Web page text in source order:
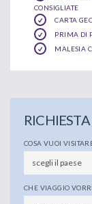
CONSIGLIATE
CARTA
PRIMA DI
MALESIA
COSA VUOI
CHE VIAGGIO